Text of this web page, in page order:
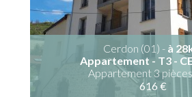
Cerdon (01) - à
Appartement - T3 -
Appartement 3
616 €